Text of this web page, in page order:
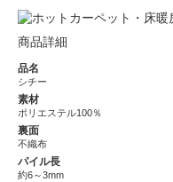
商品詳細
品名
シチー
素材
ポリエステル100％
裏面
不織布
パイル長
約6～3mm